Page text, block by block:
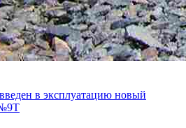
в эксплуатацию новый